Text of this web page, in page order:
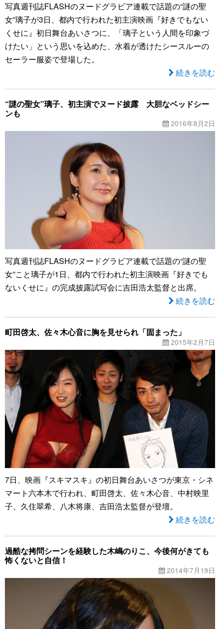
写真週刊誌FLASHのヌードグラビア連載で話題の“謎の聖
女”璃子が3日、都内で行われた初主演映画『好きでもない
くせに』初日舞台あいさつに、「璃子という人間を印象づ
けたい」という思いを込めた、水着が透けたシースルーの
セーラー服姿で登場した。
続きを読む
“謎の聖女”璃子、初主演でヌード披露 大胆なベッドシー
ンも
2016年8月2日
写真週刊誌FLASHのヌードグラビア連載で話題の“謎の聖
女”こと璃子が1日、都内で行われた初主演映画『好きでも
ないくせに』の完成披露試写会に吉田浩太監督と出席。
続きを読む
町田啓太、佐々木心音に胸を見せられ「固まった」
2015年2月7日
7日、映画『スキマスキ』の初日舞台あいさつが東京・シネ
マート六本木で行われ、町田啓太、佐々木心音、中村映里
子、久住翠希、八木将康、吉田浩太監督が登壇。
続きを読む
過酷な拷問シーンを経験した木嶋のりこ、今後何がきても
怖くないと自信！
2014年7月19日